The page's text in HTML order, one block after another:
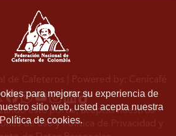
para mejorar su experiencia de
sitio web, usted acepta nuestra
Política de cookies.
de Cafeteros | Powered by: Cenicafé
este portal, aceptas nuestros
de usoyPolítica de Privacidad y